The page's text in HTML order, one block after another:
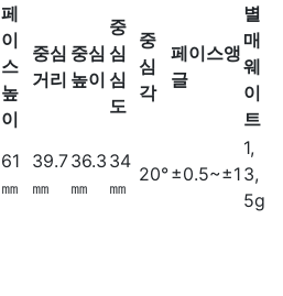
페
이
스
높
이
중심
거리
중심
높이
중
심
심
도
중
심
각
페이스앵
글
별
매
웨
이
트
61
㎜
39.7
㎜
36.3
㎜
34
㎜
20°±0.5~±1
1,
3,
5g